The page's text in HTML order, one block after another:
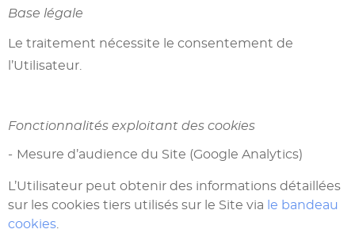
Base légale
Le traitement nécessite le consentement de
l’Utilisateur.
Fonctionnalités exploitant des cookies
Mesure d’audience du Site (Google Analytics)
L’Utilisateur peut obtenir des informations détaillées
sur les cookies tiers utilisés sur le Site via le bandeau
cookies.